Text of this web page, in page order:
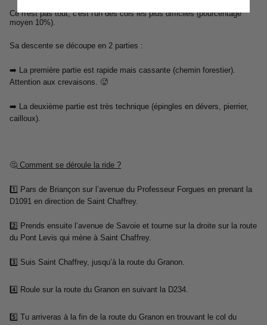
Ce n'est pas tout, c'est l'un des cols les plus difficiles (pourcentage
moyen 10%).
Sa descente se découpe en 2 parties :
➡️ La première partie est rapide mais cassante (chemin forestier).
Attention aux crevaisons. 🥵
➡️ La deuxième partie est très technique (épingles en dévers, pierrier,
cailloux).
🤔 Comment se déroule la ride ?
1️⃣ Pars de Briançon sur l’avenue du Professeur Forgues en prenant la
D1091 en direction de Saint Chaffrey.
2️⃣ Prends ensuite l’avenue de Savoie et tourne sur la droite sur la route
du Pont Levis qui mène à Saint Chaffrey.
3️⃣ Suis Saint Chaffrey, jusqu’à la route du Granon.
4️⃣ Roule sur la route du Granon en suivant la D234.
5️⃣ Tu arriveras à la fin de la route du Granon en trouvant le col du